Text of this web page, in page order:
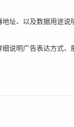
址、以及数据用途说
说明广告表达方式、